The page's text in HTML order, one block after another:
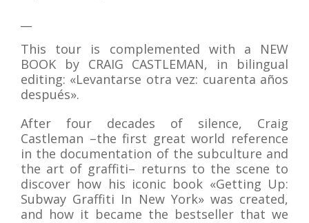
This tour is complemented with a NEW
BOOK by CRAIG CASTLEMAN, in bilingual
editing: «Levantarse otra vez: cuarenta años
después».
After four decades of silence, Craig
Castleman –the first great world reference
in the documentation of the subculture and
the art of graffiti– returns to the scene to
discover how his iconic book «Getting Up:
Subway Graffiti In New York» was created,
and how it became the bestseller that we